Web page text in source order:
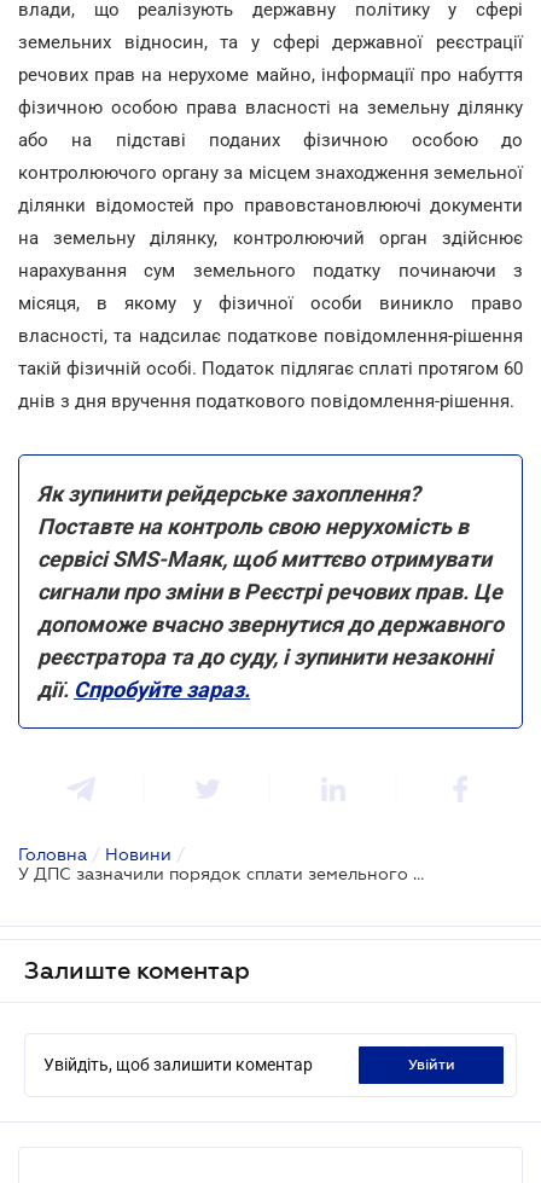
влади, що реалізують державну політику у сфері
земельних відносин, та у сфері державної реєстрації
речових прав на нерухоме майно, інформації про набуття
фізичною особою права власності на земельну ділянку
або на підставі поданих фізичною особою до
контролюючого органу за місцем знаходження земельної
ділянки відомостей про правовстановлюючі документи
на земельну ділянку, контролюючий орган здійснює
нарахування сум земельного податку починаючи з
місяця, в якому у фізичної особи виникло право
власності, та надсилає податкове повідомлення-рішення
такій фізичній особі. Податок підлягає сплаті протягом 60
днів з дня вручення податкового повідомлення-рішення.
Як зупинити рейдерське захоплення?
Поставте на контроль свою нерухомість в
сервісі SMS-Маяк, щоб миттєво отримувати
сигнали про зміни в Реєстрі речових прав. Це
допоможе вчасно звернутися до державного
реєстратора та до суду, і зупинити незаконні
дії. Спробуйте зараз.
Головна / Новини /
У ДПС зазначили порядок сплати земельного податку фізособою у рік придбання земельної ділянки
Залиште коментар
Увійдіть, щоб залишити коментар увійти